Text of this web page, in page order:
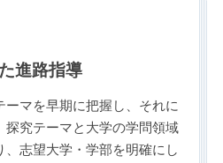
進路指導
マを早期に把握し、それに
探究テーマと大学の学問領域
、志望大学・学部を明確にし